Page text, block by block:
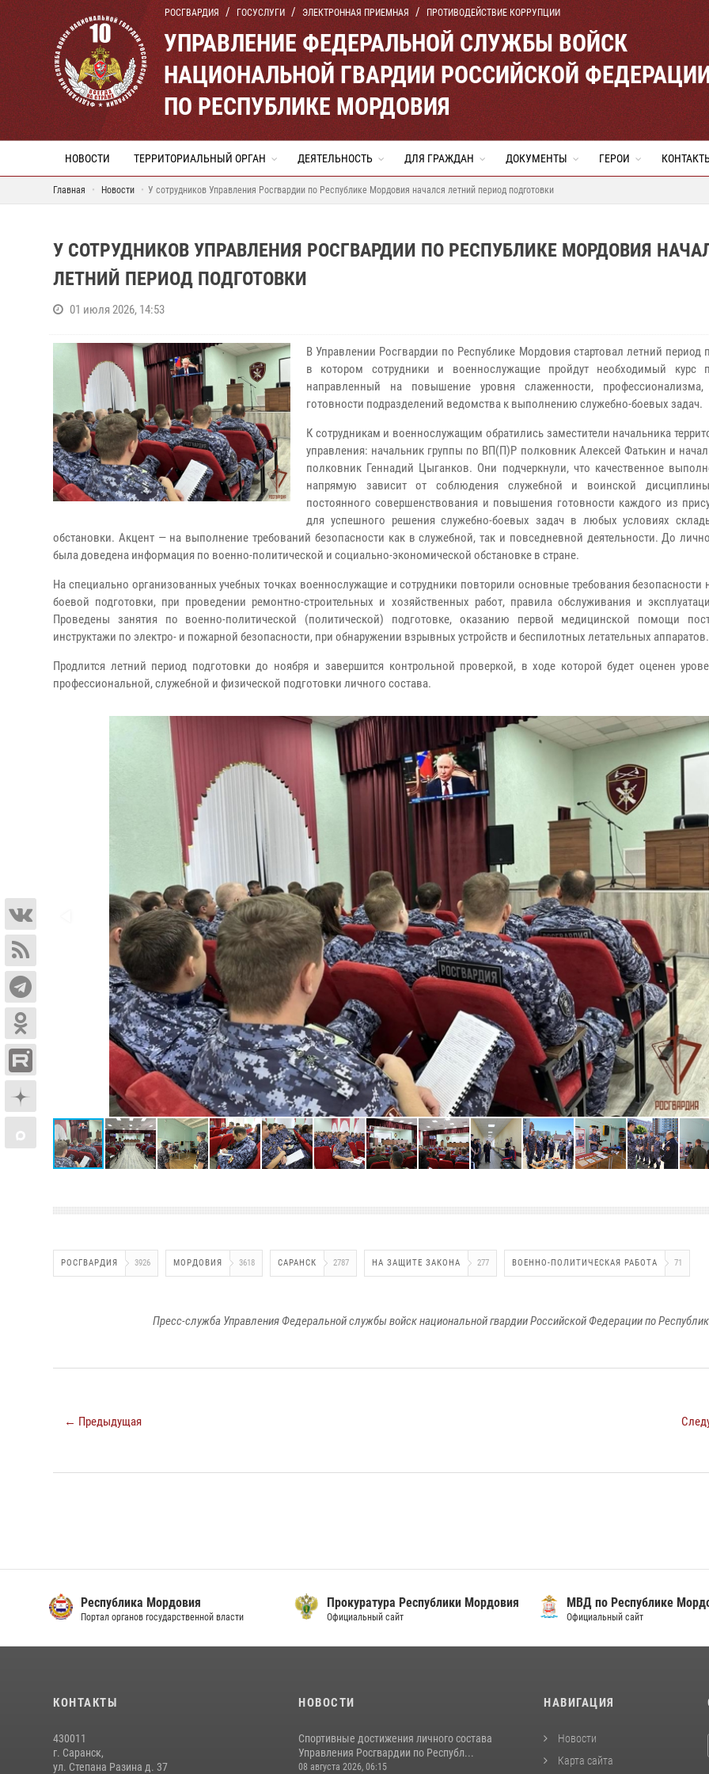
РОСГВАРДИЯ ГОСУСЛУГИ ЭЛЕКТРОННАЯ ПРИЕМНАЯ ПРОТИВОДЕЙСТВИЕ КОРРУПЦИИ
УПРАВЛЕНИЕ ФЕДЕРАЛЬНОЙ СЛУЖБЫ ВОЙСК
НАЦИОНАЛЬНОЙ ГВАРДИИ РОССИЙСКОЙ
ПО РЕСПУБЛИКЕ МОРДОВИЯ
НОВОСТИ ТЕРРИТОРИАЛЬНЫЙ ОРГАН ДЕЯТЕЛЬНОСТЬ ДЛЯ ГРАЖДАН ДОКУМЕНТЫ ГЕРОИ
Главная Новости У сотрудников Управления Росгвардии по Республике Мордовия начался летний период подготовки
У СОТРУДНИКОВ УПРАВЛЕНИЯ РОСГВАРДИИ ПО РЕСПУБЛИКЕ МОРДОВИЯ
ЛЕТНИЙ ПЕРИОД ПОДГОТОВКИ
01 июля 2026, 14:53
В Управлении Росгвардии по Республике Мордовия стартовал летний период
в котором сотрудники и военнослужащие пройдут необходимый курс
направленный на повышение уровня слаженности,
готовности подразделений ведомства к выполнению служебно-боевых задач.
К сотрудникам и военнослужащим обратились заместители начальника
управления: начальник группы по ВП(П)Р полковник Алексей Фатькин и
полковник Геннадий Цыганков. Они подчеркнули, что качественное
напрямую зависит от соблюдения служебной и воинской
постоянного совершенствования и повышения готовности каждого из
для успешного решения служебно-боевых задач в любых условиях
обстановки. Акцент — на выполнение требований безопасности как в служебной, так и повседневной деятельности. До
была доведена информация по военно-политической и социально-экономической обстановке в стране.
На специально организованных учебных точках военнослужащие и сотрудники повторили основные требования безопасности
боевой подготовки, при проведении ремонтно-строительных и хозяйственных работ, правила обслуживания и
Проведены занятия по военно-политической (политической) подготовке, оказанию первой медицинской помощи
инструктажи по электро- и пожарной безопасности, при обнаружении взрывных устройств и беспилотных летательных аппаратов.
Продлится летний период подготовки до ноября и завершится контрольной проверкой, в ходе которой будет оценен
профессиональной, служебной и физической подготовки личного состава.
РОСГВАРДИЯ 3926 МОРДОВИЯ 3618 САРАНСК 2787 НА ЗАЩИТЕ ЗАКОНА 277 ВОЕННО-ПОЛИТИЧЕСКАЯ РАБОТА 71
Пресс-служба Управления Федеральной службы войск национальной гвардии Российской Федерации по
← Предыдущая
Республика Мордовия
Портал органов государственной власти
Прокуратура Республики Мордовия
Официальный сайт
МВД по Республике
Официальный сайт
КОНТАКТЫ
430011
г. Саранск,
ул. Степана Разина д. 37
НОВОСТИ
Спортивные достижения личного состава
Управления Росгвардии по Республ...
08 августа 2026, 06:15
НАВИГАЦИЯ
Новости
Карта сайта